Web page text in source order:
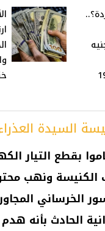
تعاملات 19
السيدة
بقطع التيار
الكنيسة ونهب
الخرساني
الحادث بأنه